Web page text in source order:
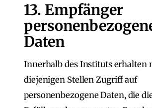
13. Empfänger
Daten
Innerhalb des Instituts erhalten
diejenigen Stellen Zugriff auf
personenbezogene Daten, die